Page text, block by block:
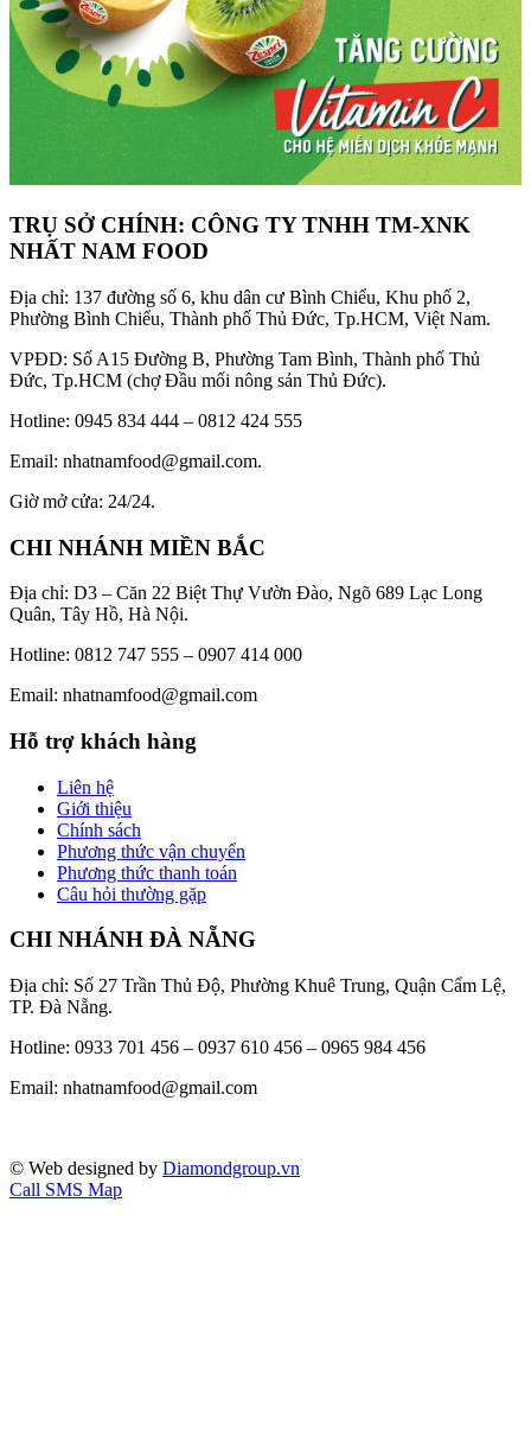
TRỤ SỞ CHÍNH: CÔNG TY TNHH TM-XNK
NHẤT NAM FOOD
Địa chỉ: 137 đường số 6, khu dân cư Bình Chiểu, Khu phố 2,
Phường Bình Chiểu, Thành phố Thủ Đức, Tp.HCM, Việt Nam.
VPĐD: Số A15 Đường B, Phường Tam Bình, Thành phố Thủ
Đức, Tp.HCM (chợ Đầu mối nông sản Thủ Đức).
Hotline: 0945 834 444 – 0812 424 555
Email: nhatnamfood@gmail.com.
Giờ mở cửa: 24/24.
CHI NHÁNH MIỀN BẮC
Địa chỉ: D3 – Căn 22 Biệt Thự Vườn Đào, Ngõ 689 Lạc Long
Quân, Tây Hồ, Hà Nội.
Hotline: 0812 747 555 – 0907 414 000
Email: nhatnamfood@gmail.com
Hỗ trợ khách hàng
Liên hệ
Giới thiệu
Chính sách
Phương thức vận chuyển
Phương thức thanh toán
Câu hỏi thường gặp
CHI NHÁNH ĐÀ NẴNG
Địa chỉ: Số 27 Trần Thủ Độ, Phường Khuê Trung, Quận Cẩm Lệ,
TP. Đà Nẵng.
Hotline: 0933 701 456 – 0937 610 456 – 0965 984 456
Email: nhatnamfood@gmail.com
© Web designed by Diamondgroup.vn
Call SMS Map